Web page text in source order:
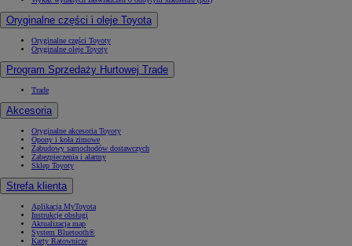
Oryginalne części i oleje Toyota
Oryginalne części Toyoty
Oryginalne oleje Toyoty
Program Sprzedaży Hurtowej Trade
Trade
Akcesoria
Oryginalne akcesoria Toyoty
Opony i koła zimowe
Zabudowy samochodów dostawczych
Zabezpieczenia i alarmy
Sklep Toyoty
Strefa klienta
Aplikacja MyToyota
Instrukcje obsługi
Aktualizacja map
System Bluetooth®
Karty Ratownicze